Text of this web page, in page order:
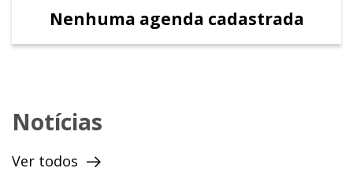
como assessor parlamentar por 10 anos na
Câmara Legislativa. Também fundou a União
pessoa com deficiência e foi um importante
líder comunitário em Brazlândia, sua cidade.
Em 2006, Iolando deu início a sua trajetória
Nenhuma agenda cadastrada
Notícias
Ver todos